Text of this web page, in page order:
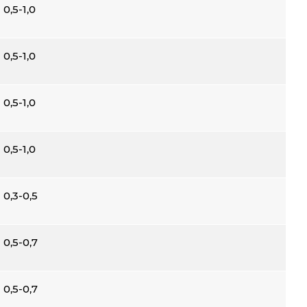
0,5-1,0
0,5-1,0
0,5-1,0
0,5-1,0
0,3-0,5
0,5-0,7
0,5-0,7